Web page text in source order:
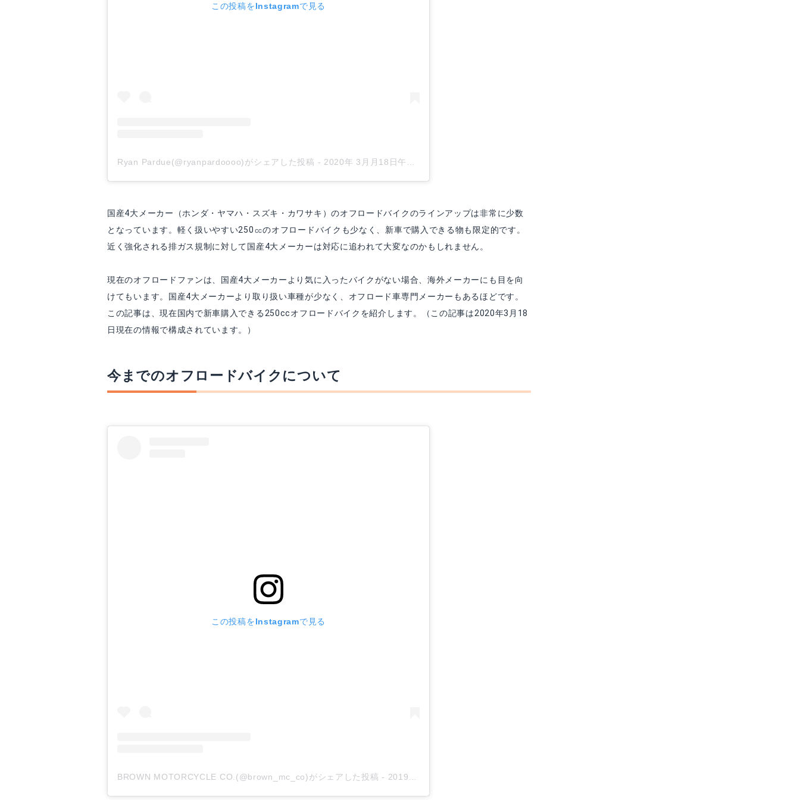
この投稿をInstagramで見る
Ryan Pardue(@ryanpardoooo)がシェアした投稿 - 2020年 3月月18日午前7時15分PDT
国産4大メーカー（ホンダ・ヤマハ・スズキ・カワサキ）のオフロードバイクのラインアップは非常に少数
となっています。軽く扱いやすい250㏄のオフロードバイクも少なく、新車で購入できる物も限定的です。
近く強化される排ガス規制に対して国産4大メーカーは対応に追われて大変なのかもしれません。
現在のオフロードファンは、国産4大メーカーより気に入ったバイクがない場合、海外メーカーにも目を向
けてもいます。国産4大メーカーより取り扱い車種が少なく、オフロード車専門メーカーもあるほどです。
この記事は、現在国内で新車購入できる250ccオフロードバイクを紹介します。（この記事は2020年3月18
日現在の情報で構成されています。）
今までのオフロードバイクについて
この投稿をInstagramで見る
BROWN MOTORCYCLE CO.(@brown_mc_co)がシェアした投稿 - 2019年 5月月28日午前3時34分PDT